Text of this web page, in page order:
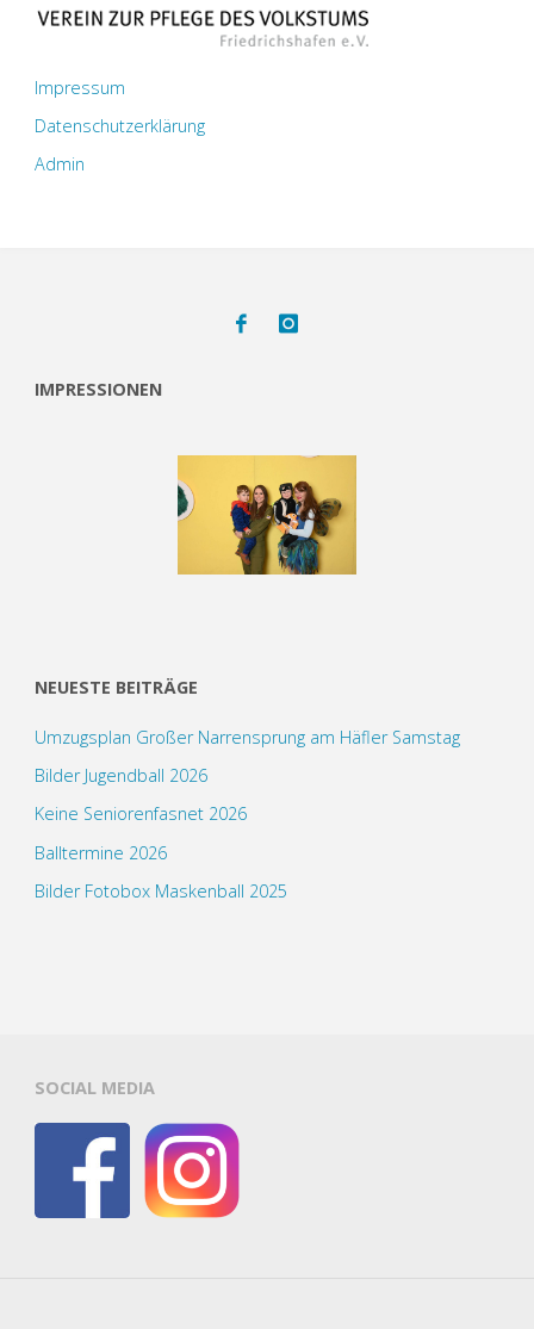
Impressum
Datenschutzerklärung
Admin
IMPRESSIONEN
NEUESTE BEITRÄGE
Umzugsplan Großer Narrensprung am Häfler Samstag
Bilder Jugendball 2026
Keine Seniorenfasnet 2026
Balltermine 2026
Bilder Fotobox Maskenball 2025
SOCIAL MEDIA